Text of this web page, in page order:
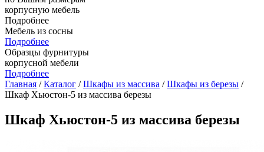
корпусную мебель
Подробнее
Мебель из сосны
Подробнее
Образцы фурнитуры
корпусной мебели
Подробнее
Главная /Каталог /Шкафы из массива /Шкафы из березы /
Шкаф Хьюстон-5 из массива березы
Шкаф Хьюстон-5 из массива березы